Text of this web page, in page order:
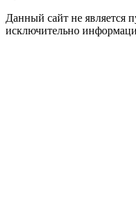
Данный сайт не является
исключительно